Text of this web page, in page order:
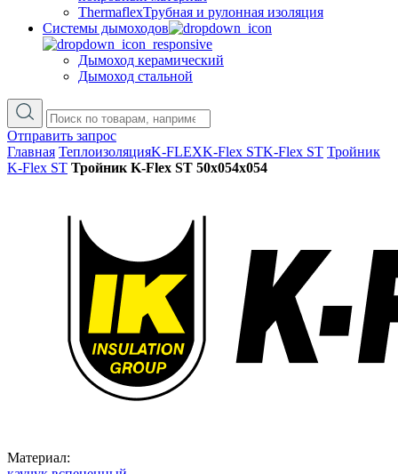
ThermaflexТрубная и рулонная изоляция
Cистемы дымоходов
Дымоход керамический
Дымоход стальной
Отправить запрос
Главная ТеплоизоляцияK-FLEXK-Flex STK-Flex ST Тройник
K-Flex ST Тройник K-Flex ST 50x054x054
Материал: